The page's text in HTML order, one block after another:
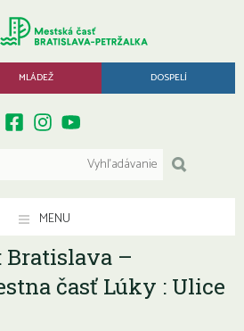
MLÁDEŽ DOSPELÍ
MENU
Bratislava –
časť Lúky : Ulice